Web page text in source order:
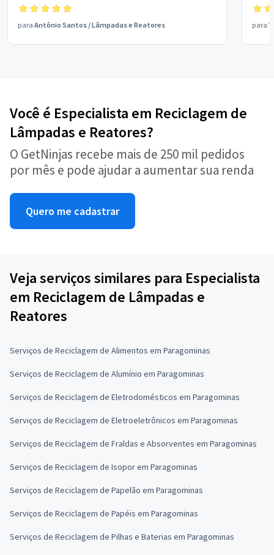
para Antônio Santos /Lâmpadas e Reatores para
Você é Especialista em Reciclagem de
Lâmpadas e Reatores?
O GetNinjas recebe mais de 250 mil pedidos
por mês e pode ajudar a aumentar sua renda
Quero me cadastrar
Veja serviços similares para Especialista
em Reciclagem de Lâmpadas e
Reatores
Serviços de Reciclagem de Alimentos em Paragominas
Serviços de Reciclagem de Alumínio em Paragominas
Serviços de Reciclagem de Eletrodomésticos em Paragominas
Serviços de Reciclagem de Eletroeletrônicos em Paragominas
Serviços de Reciclagem de Fraldas e Absorventes em Paragominas
Serviços de Reciclagem de Isopor em Paragominas
Serviços de Reciclagem de Papelão em Paragominas
Serviços de Reciclagem de Papéis em Paragominas
Serviços de Reciclagem de Pilhas e Baterias em Paragominas